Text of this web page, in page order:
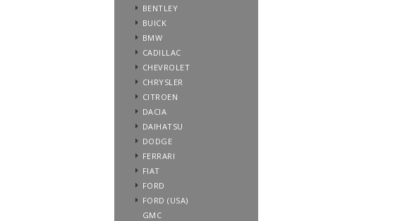
BENTLEY
BUICK
BMW
CADILLAC
CHEVROLET
CHRYSLER
CITROEN
DACIA
DAIHATSU
DODGE
FERRARI
FIAT
FORD
FORD (USA)
GMC